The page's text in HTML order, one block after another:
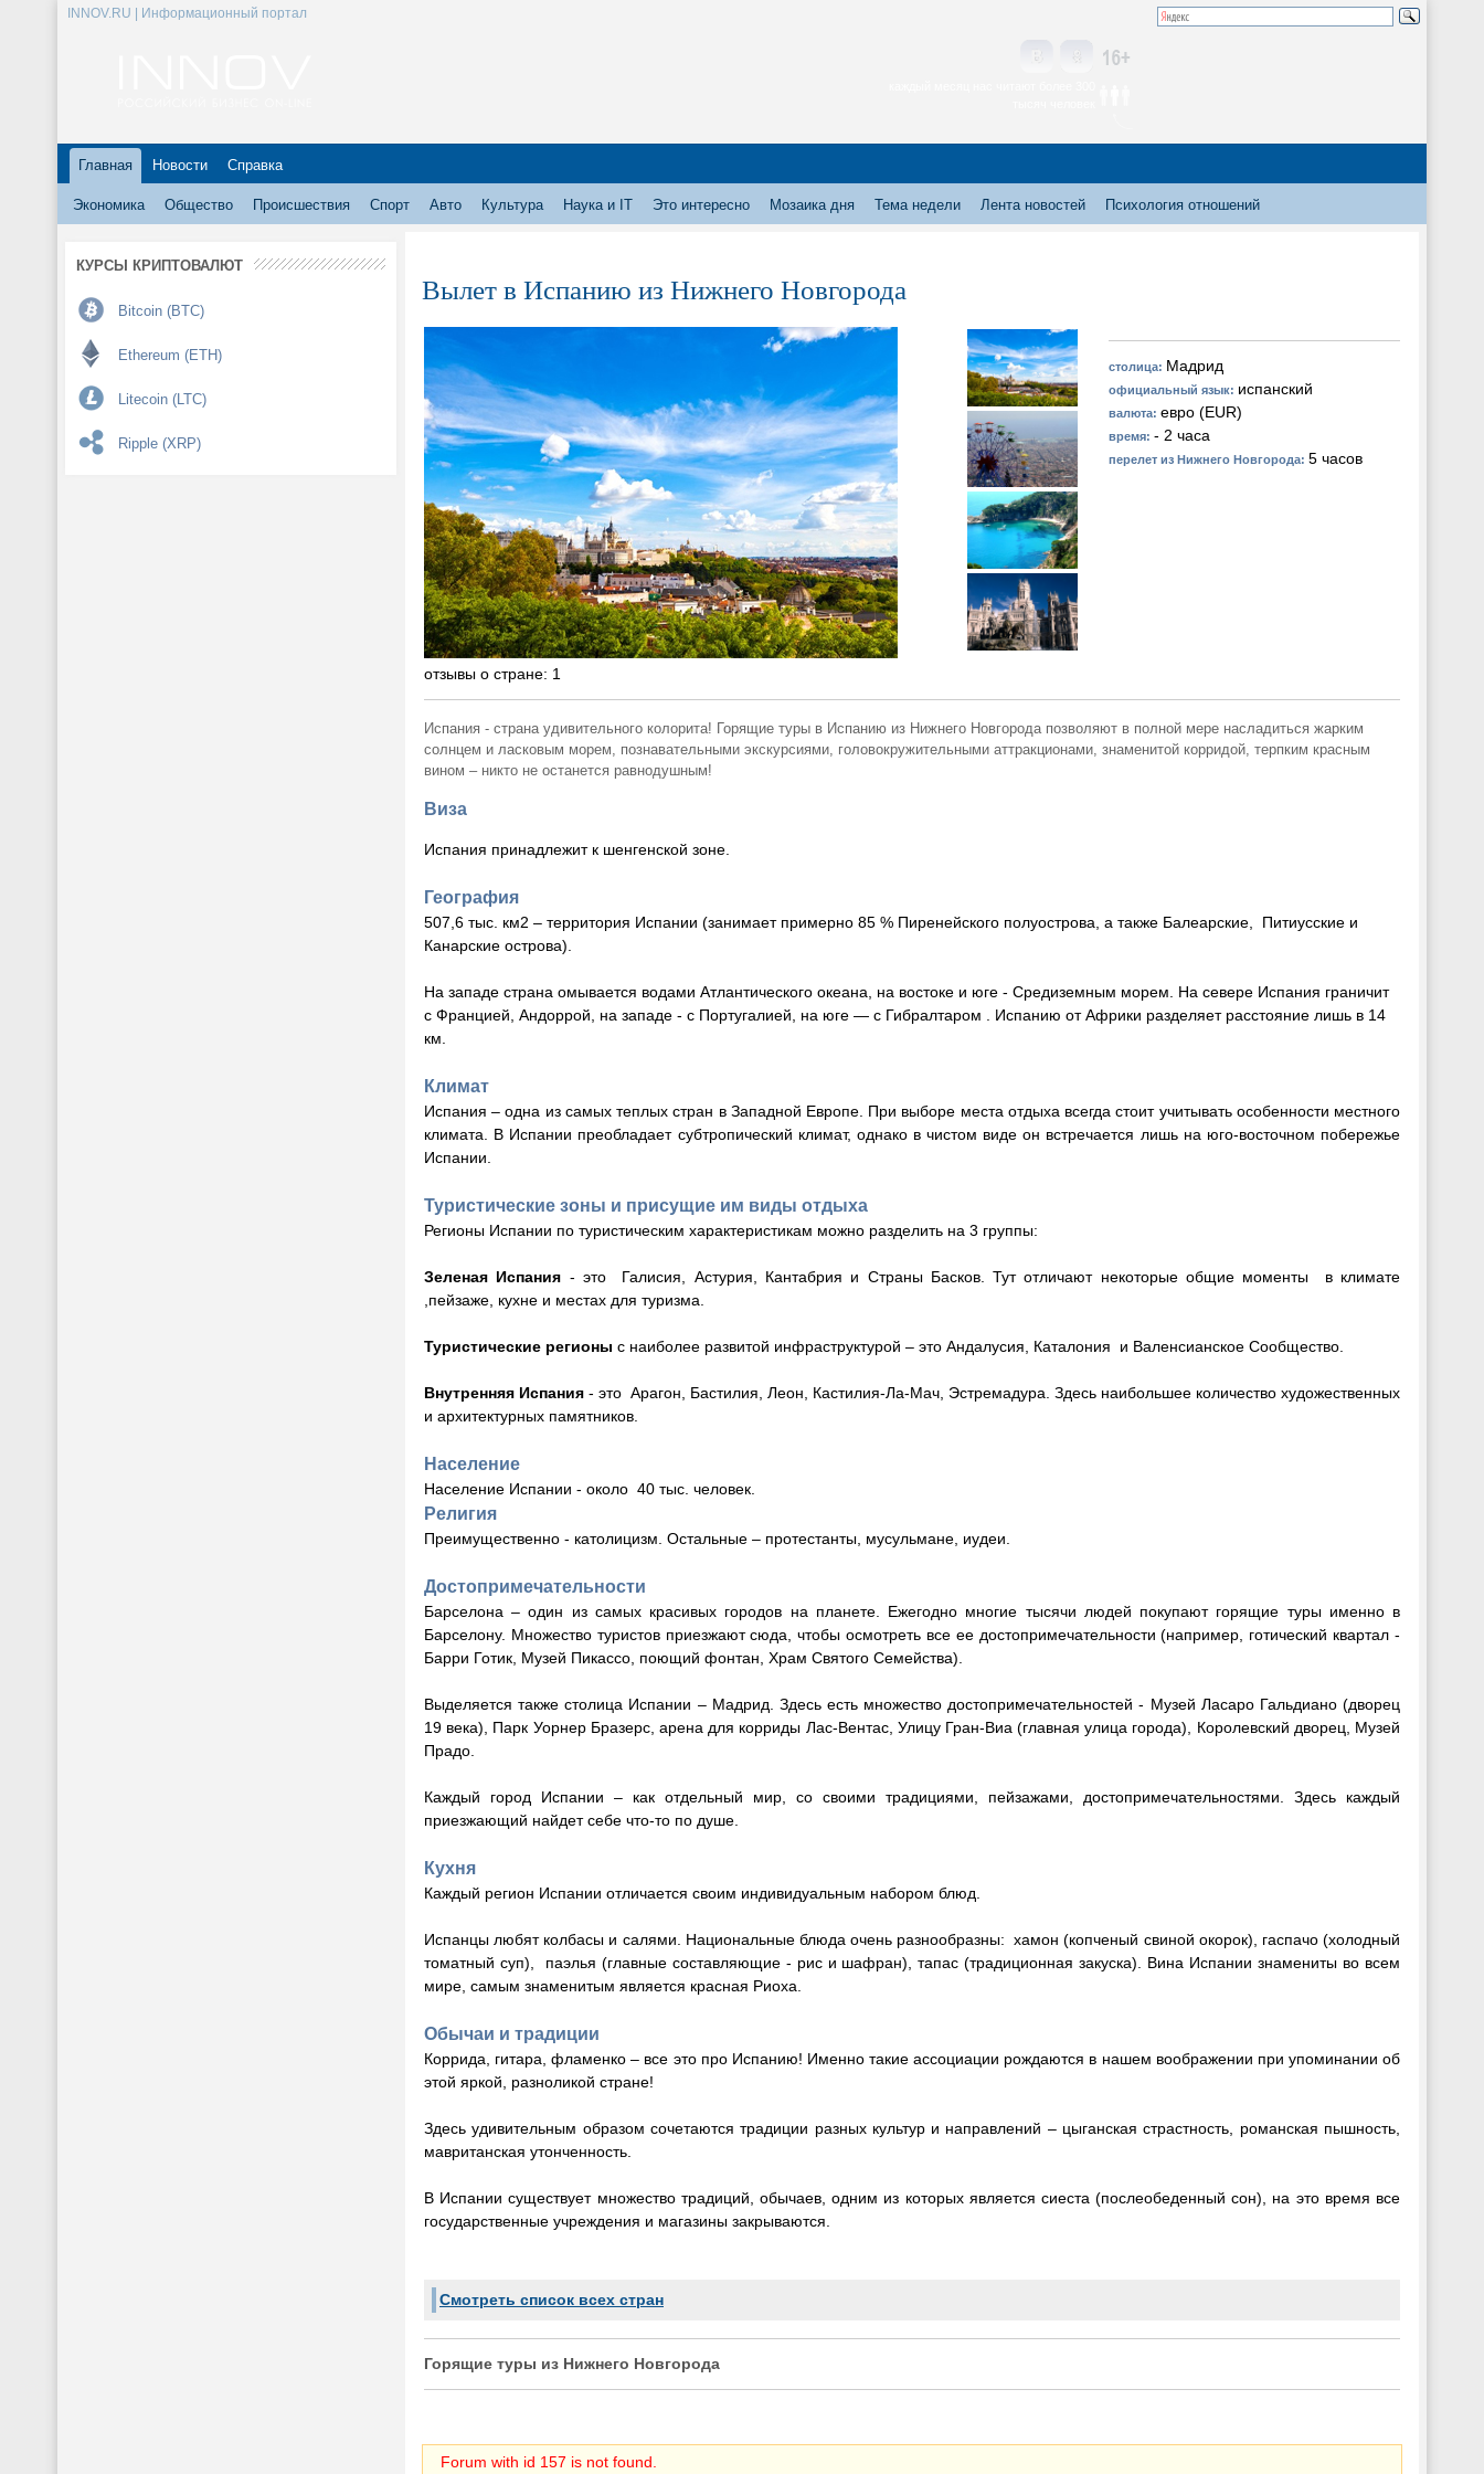
INNOV.RU | Информационный портал
Главная Новости Справка
Экономика Общество Происшествия Спорт Авто Культура Наука и IT Это интересно Мозаика дня Тема недели Лента новостей Психология отношений
КУРСЫ КРИПТОВАЛЮТ
Bitcoin (BTC)
Ethereum (ETH)
Litecoin (LTC)
Ripple (XRP)
Вылет в Испанию из Нижнего Новгорода
столица: Мадрид
официальный язык: испанский
валюта: евро (EUR)
время: - 2 часа
перелет из Нижнего Новгорода: 5 часов
отзывы о стране: 1
Испания - страна удивительного колорита! Горящие туры в Испанию из Нижнего Новгорода позволяют в полной мере насладиться жарким
солнцем и ласковым морем, познавательными экскурсиями, головокружительными аттракционами, знаменитой корридой, терпким красным
вином – никто не останется равнодушным!
Виза
Испания принадлежит к шенгенской зоне.
География
507,6 тыс. км2 – территория Испании (занимает примерно 85 % Пиренейского полуострова, а также Балеарские, Питиусские и
Канарские острова).
На западе страна омывается водами Атлантического океана, на востоке и юге - Средиземным морем. На севере Испания граничит
с Францией, Андоррой, на западе - с Португалией, на юге — с Гибралтаром . Испанию от Африки разделяет расстояние лишь в 14
км.
Климат
Испания – одна из самых теплых стран в Западной Европе. При выборе места отдыха всегда стоит учитывать особенности местного
климата. В Испании преобладает субтропический климат, однако в чистом виде он встречается лишь на юго-восточном побережье
Испании.
Туристические зоны и присущие им виды отдыха
Регионы Испании по туристическим характеристикам можно разделить на 3 группы:
Зеленая Испания - это Галисия, Астурия, Кантабрия и Страны Басков. Тут отличают некоторые общие моменты в климате
,пейзаже, кухне и местах для туризма.
Туристические регионы с наиболее развитой инфраструктурой – это Андалусия, Каталония и Валенсианское Сообщество.
Внутренняя Испания - это Арагон, Бастилия, Леон, Кастилия-Ла-Мач, Эстремадура. Здесь наибольшее количество художественных
и архитектурных памятников.
Население
Население Испании - около 40 тыс. человек.
Религия
Преимущественно - католицизм. Остальные – протестанты, мусульмане, иудеи.
Достопримечательности
Барселона – один из самых красивых городов на планете. Ежегодно многие тысячи людей покупают горящие туры именно в
Барселону. Множество туристов приезжают сюда, чтобы осмотреть все ее достопримечательности (например, готический квартал -
Барри Готик, Музей Пикассо, поющий фонтан, Храм Святого Семейства).
Выделяется также столица Испании – Мадрид. Здесь есть множество достопримечательностей - Музей Ласаро Гальдиано (дворец
19 века), Парк Уорнер Бразерс, арена для корриды Лас-Вентас, Улицу Гран-Виа (главная улица города), Королевский дворец, Музей
Прадо.
Каждый город Испании – как отдельный мир, со своими традициями, пейзажами, достопримечательностями. Здесь каждый
приезжающий найдет себе что-то по душе.
Кухня
Каждый регион Испании отличается своим индивидуальным набором блюд.
Испанцы любят колбасы и салями. Национальные блюда очень разнообразны: хамон (копченый свиной окорок), гаспачо (холодный
томатный суп), паэлья (главные составляющие - рис и шафран), тапас (традиционная закуска). Вина Испании знамениты во всем
мире, самым знаменитым является красная Риоха.
Обычаи и традиции
Коррида, гитара, фламенко – все это про Испанию! Именно такие ассоциации рождаются в нашем воображении при упоминании об
этой яркой, разноликой стране!
Здесь удивительным образом сочетаются традиции разных культур и направлений – цыганская страстность, романская пышность,
мавританская утонченность.
В Испании существует множество традиций, обычаев, одним из которых является сиеста (послеобеденный сон), на это время все
государственные учреждения и магазины закрываются.
Смотреть список всех стран
Горящие туры из Нижнего Новгорода
Forum with id 157 is not found.